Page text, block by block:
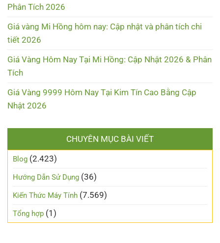
Phân Tích 2026
Giá vàng Mi Hồng hôm nay: Cập nhật và phân tích chi
tiết 2026
Giá Vàng Hôm Nay Tại Mi Hồng: Cập Nhật 2026 & Phân
Tích
Giá Vàng 9999 Hôm Nay Tại Kim Tín Cao Bằng Cập
Nhật 2026
CHUYÊN MỤC BÀI VIẾT
Blog (2.423)
Hướng Dẫn Sử Dụng (36)
Kiến Thức Máy Tính (7.569)
Tổng hợp (1)